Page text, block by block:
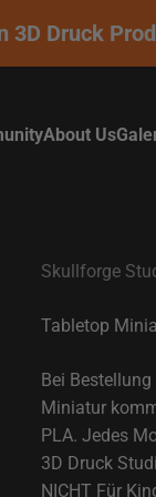
Druck
About Us
Skullforge
Tabletop
Bei
Miniatur
PLA. Jedes
3D Druck
NICHT Für